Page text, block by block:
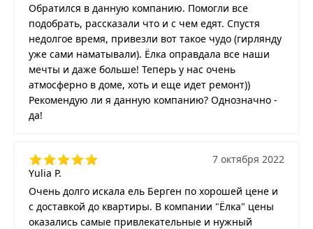
Обратился в данную компанию. Помогли все
подобрать, рассказали что и с чем едят. Спустя
недолгое время, привезли вот такое чудо (гирлянду
уже сами наматывали). Ёлка оправдала все наши
мечты и даже больше! Теперь у нас очень
атмосферно в доме, хоть и еще идет ремонт))
Рекомендую ли я данную компанию? Однозначно -
да!
Yulia P.
7 октября 2022
Очень долго искала ель Берген по хорошей цене и
с доставкой до квартиры. В компании "Ёлка" цены
оказались самые привлекательные и нужный